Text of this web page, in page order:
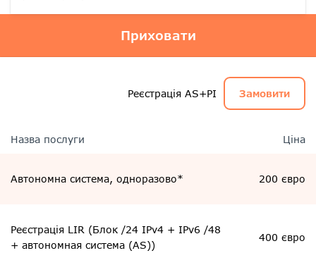
Приховати
Реєстрація AS+PI Замовити
Назва послуги Ціна
Автономна система, одноразово* 200 євро
Реєстрація LIR (Блок /24 IPv4 + IPv6 /48
+ автономная система (AS))
400 євро